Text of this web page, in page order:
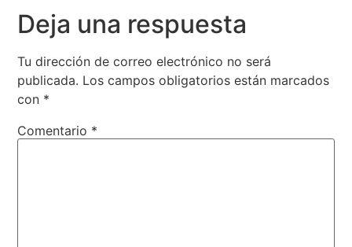
Deja una respuesta
Tu dirección de correo electrónico no será
publicada. Los campos obligatorios están marcados
con *
Comentario *